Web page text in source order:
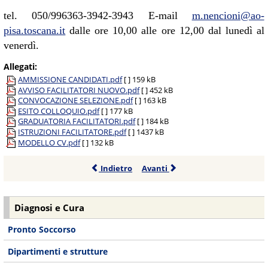
tel. 050/996363-3942-3943 E-mail m.nencioni@ao-
pisa.toscana.it dalle ore 10,00 alle ore 12,00 dal lunedì al
venerdì.
Allegati:
AMMISSIONE CANDIDATI.pdf [ ] 159 kB
AVVISO FACILITATORI NUOVO.pdf [ ]452 kB
CONVOCAZIONE SELEZIONE.pdf [ ] 163 kB
ESITO COLLOQUIO.pdf [ ] 177 kB
GRADUATORIA FACILITATORI.pdf [ ] 184 kB
ISTRUZIONI FACILITATORE.pdf [ ] 1437 kB
MODELLO CV.pdf [ ] 132 kB
Indietro Avanti
Diagnosi e Cura
Pronto Soccorso
Dipartimenti e strutture